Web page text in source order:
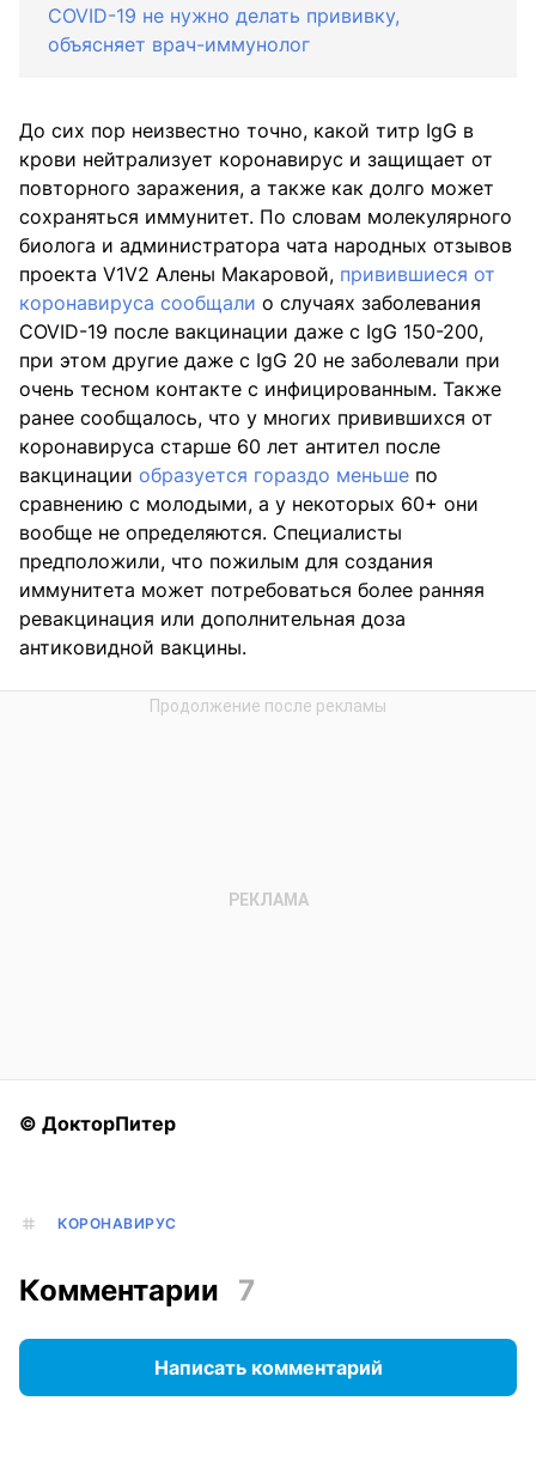
COVID-19 не нужно делать прививку,
объясняет врач-иммунолог
До сих пор неизвестно точно, какой титр IgG в
крови нейтрализует коронавирус и защищает от
повторного заражения, а также как долго может
сохраняться иммунитет. По словам молекулярного
биолога и администратора чата народных отзывов
проекта V1V2 Алены Макаровой, привившиеся от
коронавируса сообщали о случаях заболевания
COVID-19 после вакцинации даже с IgG 150-200,
при этом другие даже с IgG 20 не заболевали при
очень тесном контакте с инфицированным. Также
ранее сообщалось, что у многих привившихся от
коронавируса старше 60 лет антител после
вакцинации образуется гораздо меньше по
сравнению с молодыми, а у некоторых 60+ они
вообще не определяются. Специалисты
предположили, что пожилым для создания
иммунитета может потребоваться более ранняя
ревакцинация или дополнительная доза
антиковидной вакцины.
© ДокторПитер
КОРОНАВИРУС
Комментарии 7
Написать комментарий